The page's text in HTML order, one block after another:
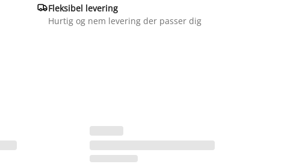
Fleksibel levering
Hurtig og nem levering der passer dig